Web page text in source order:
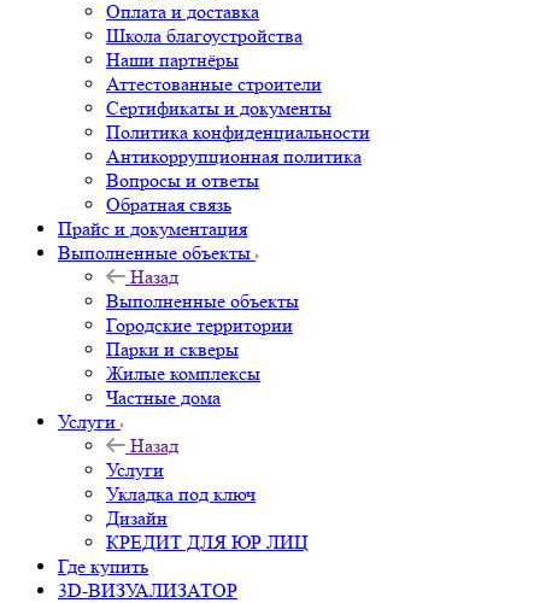
Оплата и доставка
Школа благоустройства
Наши партнёры
Аттестованные строители
Сертификаты и документы
Политика конфиденциальности
Антикоррупционная политика
Вопросы и ответы
Обратная связь
Прайс и документация
Выполненные объекты
Назад
Выполненные объекты
Городские территории
Парки и скверы
Жилые комплексы
Частные дома
Услуги
Назад
Услуги
Укладка под ключ
Дизайн
КРЕДИТ ДЛЯ ЮР ЛИЦ
Где купить
3D-ВИЗУАЛИЗАТОР